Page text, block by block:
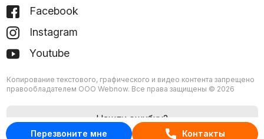
Перезвоните мне Контакты
Facebook
Instagram
Youtube
Копирование текстового, графического и видео контента запрещено
правообладателем ООО Webnow. Все права защищены © 2026
Нашли ошибку?